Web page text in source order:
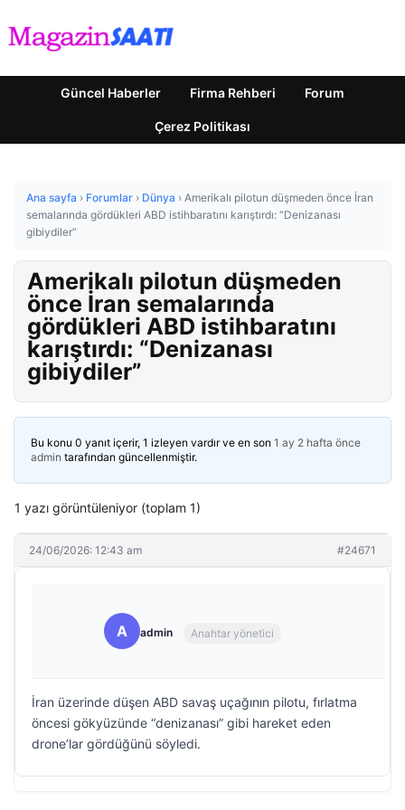
Güncel Haberler Firma Rehberi Forum
Çerez Politikası
Ana sayfa › Forumlar › Dünya › Amerikalı pilotun düşmeden önce İran
semalarında gördükleri ABD istihbaratını karıştırdı: “Denizanası
gibiydiler”
Amerikalı pilotun düşmeden
önce İran semalarında
gördükleri ABD istihbaratını
karıştırdı: “Denizanası
gibiydiler”
Bu konu 0 yanıt içerir, 1 izleyen vardır ve en son 1 ay 2 hafta önce
admin tarafından güncellenmiştir.
1 yazı görüntüleniyor (toplam 1)
24/06/2026: 12:43 am #24671
A admin Anahtar yönetici
İran üzerinde düşen ABD savaş uçağının pilotu, fırlatma
öncesi gökyüzünde “denizanası” gibi hareket eden
drone’lar gördüğünü söyledi.